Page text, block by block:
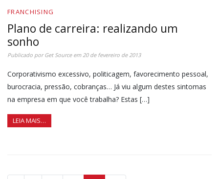
FRANCHISING
Plano de carreira: realizando um
sonho
Publicado porGet Sourceem20 de fevereiro de 2013
Corporativismo excessivo, politicagem, favorecimento pessoal,
burocracia, pressão, cobranças… Já viu algum destes sintomas
na empresa em que você trabalha? Estas […]
LEIA MAIS…